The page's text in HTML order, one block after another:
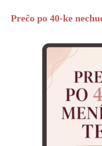
Prečo po 40-ke